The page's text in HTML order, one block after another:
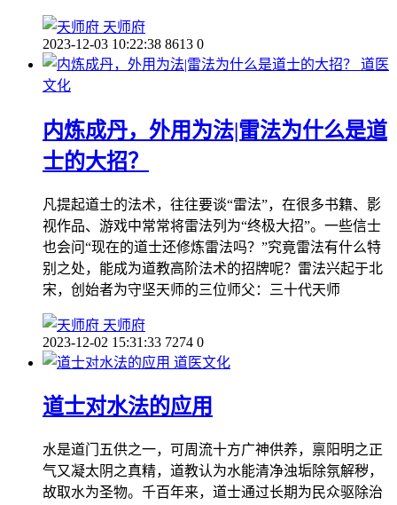
天师府
2023-12-03 10:22:38 8613 0
道医
文化
内炼成丹，外用为法|雷法为什么是道
士的大招？
凡提起道士的法术，往往要谈“雷法”，在很多书籍、影
视作品、游戏中常常将雷法列为“终极大招”。一些信士
也会问“现在的道士还修炼雷法吗？”究竟雷法有什么特
别之处，能成为道教高阶法术的招牌呢？雷法兴起于北
宋，创始者为守坚天师的三位师父：三十代天师
天师府
2023-12-02 15:31:33 7274 0
道医文化
道士对水法的应用
水是道门五供之一，可周流十方广神供养，禀阳明之正
气又凝太阴之真精，道教认为水能清净浊垢除氛解秽，
故取水为圣物。千百年来，道士通过长期为民众驱除治